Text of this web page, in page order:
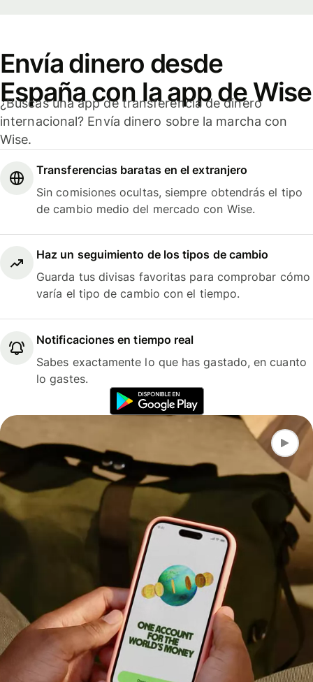
Envía dinero desde
España con la app de Wise
¿Buscas una app de transferencia de dinero
internacional? Envía dinero sobre la marcha con
Wise.
Transferencias baratas en el extranjero
Sin comisiones ocultas, siempre obtendrás el tipo
de cambio medio del mercado con Wise.
Haz un seguimiento de los tipos de cambio
Guarda tus divisas favoritas para comprobar cómo
varía el tipo de cambio con el tiempo.
Notificaciones en tiempo real
Sabes exactamente lo que has gastado, en cuanto
lo gastes.